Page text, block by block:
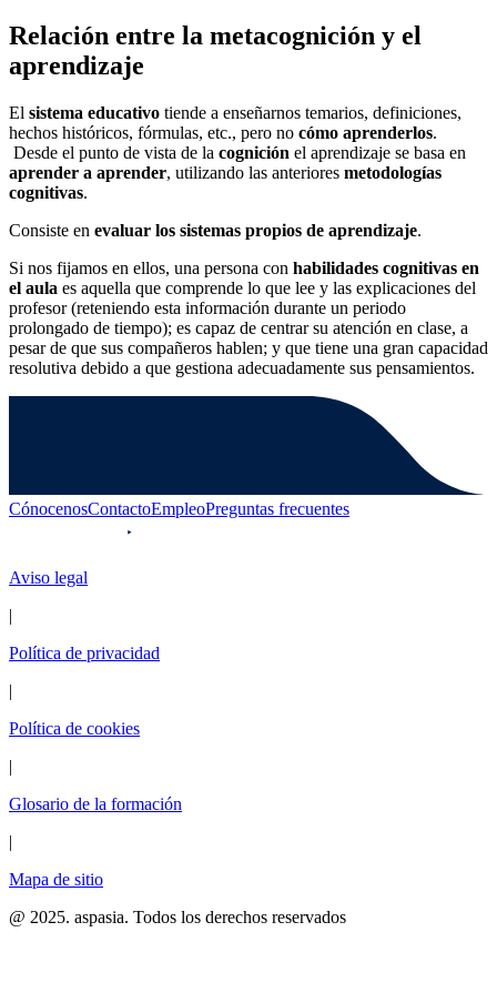
Relación entre la metacognición y el
aprendizaje
El sistema educativo tiende a enseñarnos temarios, definiciones,
hechos históricos, fórmulas, etc., pero no cómo aprenderlos.
Desde el punto de vista de la cognición el aprendizaje se basa en
aprender a aprender, utilizando las anteriores metodologías
cognitivas.
Consiste en evaluar los sistemas propios de aprendizaje.
Si nos fijamos en ellos, una persona con habilidades cognitivas en
el aula es aquella que comprende lo que lee y las explicaciones del
profesor (reteniendo esta información durante un periodo
prolongado de tiempo); es capaz de centrar su atención en clase, a
pesar de que sus compañeros hablen; y que tiene una gran capacidad
resolutiva debido a que gestiona adecuadamente sus pensamientos.
CónocenosContactoEmpleoPreguntas frecuentes
Aviso legal
|
Política de privacidad
|
Política de cookies
|
Glosario de la formación
|
Mapa de sitio
@ 2025. aspasia. Todos los derechos reservados